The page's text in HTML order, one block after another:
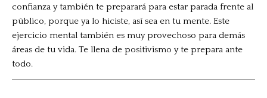
confianza y también te preparará para estar parada frente al
público, porque ya lo hiciste, así sea en tu mente. Este
ejercicio mental también es muy provechoso para demás
áreas de tu vida. Te llena de positivismo y te prepara ante
todo.